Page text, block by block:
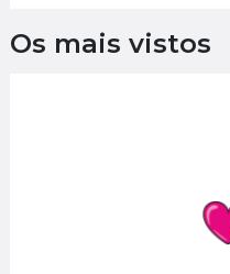
Os mais vistos